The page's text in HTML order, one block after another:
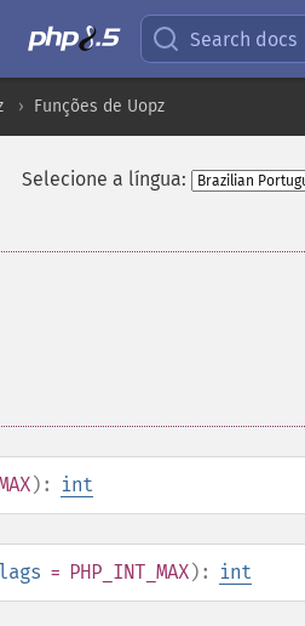
Search docs
Funções de Uopz
Selecione a língua:
): int
= PHP_INT_MAX): int